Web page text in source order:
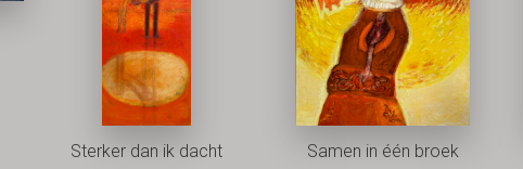
Sterker dan ik dacht Samen in één broek